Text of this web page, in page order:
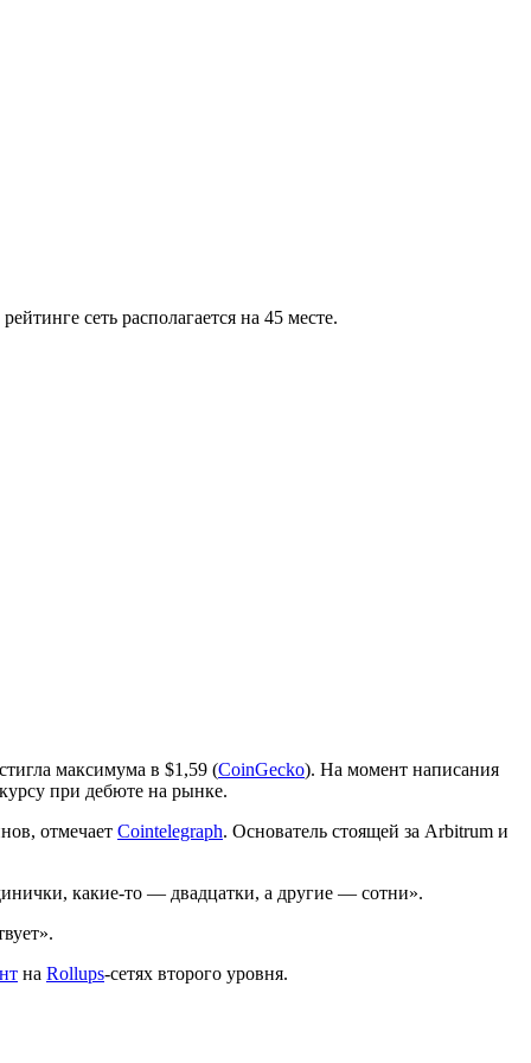
сеть располагается на 45 месте.
максимума в $1,59 (CoinGecko). На момент написания
при дебюте на рынке.
отмечает Cointelegraph. Основатель стоящей за Arbitrum и
какие-то — двадцатки, а другие — сотни».
на Rollups-сетях второго уровня.